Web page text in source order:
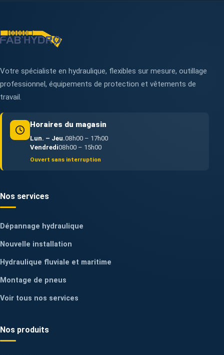
Votre spécialiste en hydraulique, flexibles sur mesure, outillage
professionnel, équipements de protection et vêtements de
travail.
Horaires du magasin
Lun. – Jeu.08h00 – 17h00
Vendredi08h00 – 15h00
Ouvert sans interruption
Nos services
Dépannage hydraulique
Nouvelle installation
Hydraulique fluviale et maritime
Montage de pneus
Voir tous nos services
Nos produits